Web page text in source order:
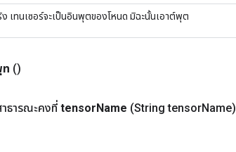
ง เทนเซอร์จะเป็นอินพุตของโหนด มิฉะนั้นเอาต์พุต
ท ()
าธารณะคงที่ tensorName (String tensorName)